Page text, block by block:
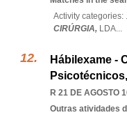
Activity categories:
CIRÚRGIA, LDA...
Hábilexame -
R 21 DE AGOSTO
Outras atividades